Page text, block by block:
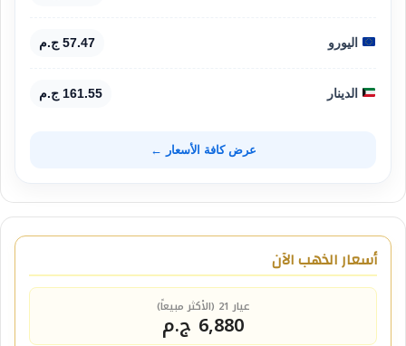
اليورو 57.47 ج.م
الدينار 161.55 ج.م
عرض كافة الأسعار ←
أسعار الذهب الآن
عيار 21 (الأكثر مبيعاً)
6,880 ج.م